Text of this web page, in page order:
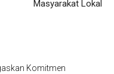
Masyarakat Lokal
Komitmen